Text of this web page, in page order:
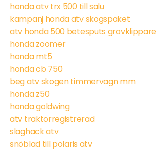
honda atv trx 500 till salu
kampanj honda atv skogspaket
atv honda 500 betesputs grovklippare
honda zoomer
honda mt5
honda cb 750
beg atv skogen timmervagn mm
honda z50
honda goldwing
atv traktorregistrerad
slaghack atv
snöblad till polaris atv